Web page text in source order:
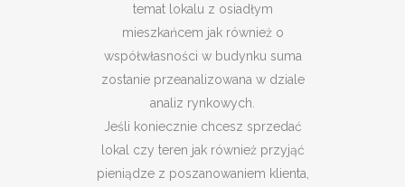
temat lokalu z osiadłym
mieszkańcem jak również o
współwłasności w budynku suma
zostanie przeanalizowana w dziale
analiz rynkowych.
Jeśli koniecznie chcesz sprzedać
lokal czy teren jak również przyjąć
pieniądze z poszanowaniem klienta,